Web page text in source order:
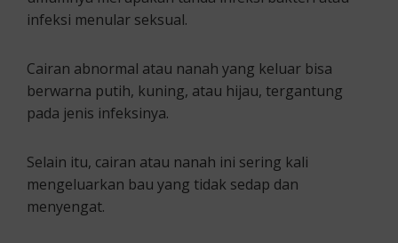
infeksi menular seksual.
Cairan abnormal atau nanah yang keluar bisa
berwarna putih, kuning, atau hijau, tergantung
pada jenis infeksinya.
Selain itu, cairan atau nanah ini sering kali
mengeluarkan bau yang tidak sedap dan
menyengat.